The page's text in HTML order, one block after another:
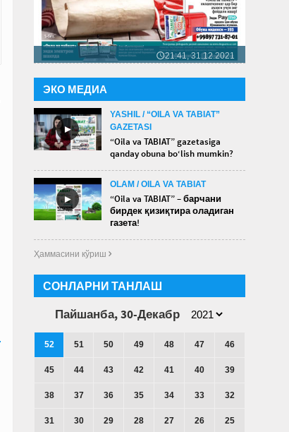
🕔21:41, 31.12.2021
ЭКО МЕДИА
►
YASHIL / “OILA VA TABIAT”
GAZETASI
“Oila va TABIAT” gazetasiga
qanday obuna bo‘lish mumkin?
►
OLAM / OILA VA TABIAT
“Oila va TABIAT” – барчани
бирдек қизиқтира оладиган
газета!
Ҳаммасини кўриш 
СОНЛАРНИ ТАНЛАШ
Пайшанба, 30-Декабр
52 51 50 49 48 47 46
45 44 43 42 41 40 39
38 37 36 35 34 33 32
31 30 29 28 27 26 25